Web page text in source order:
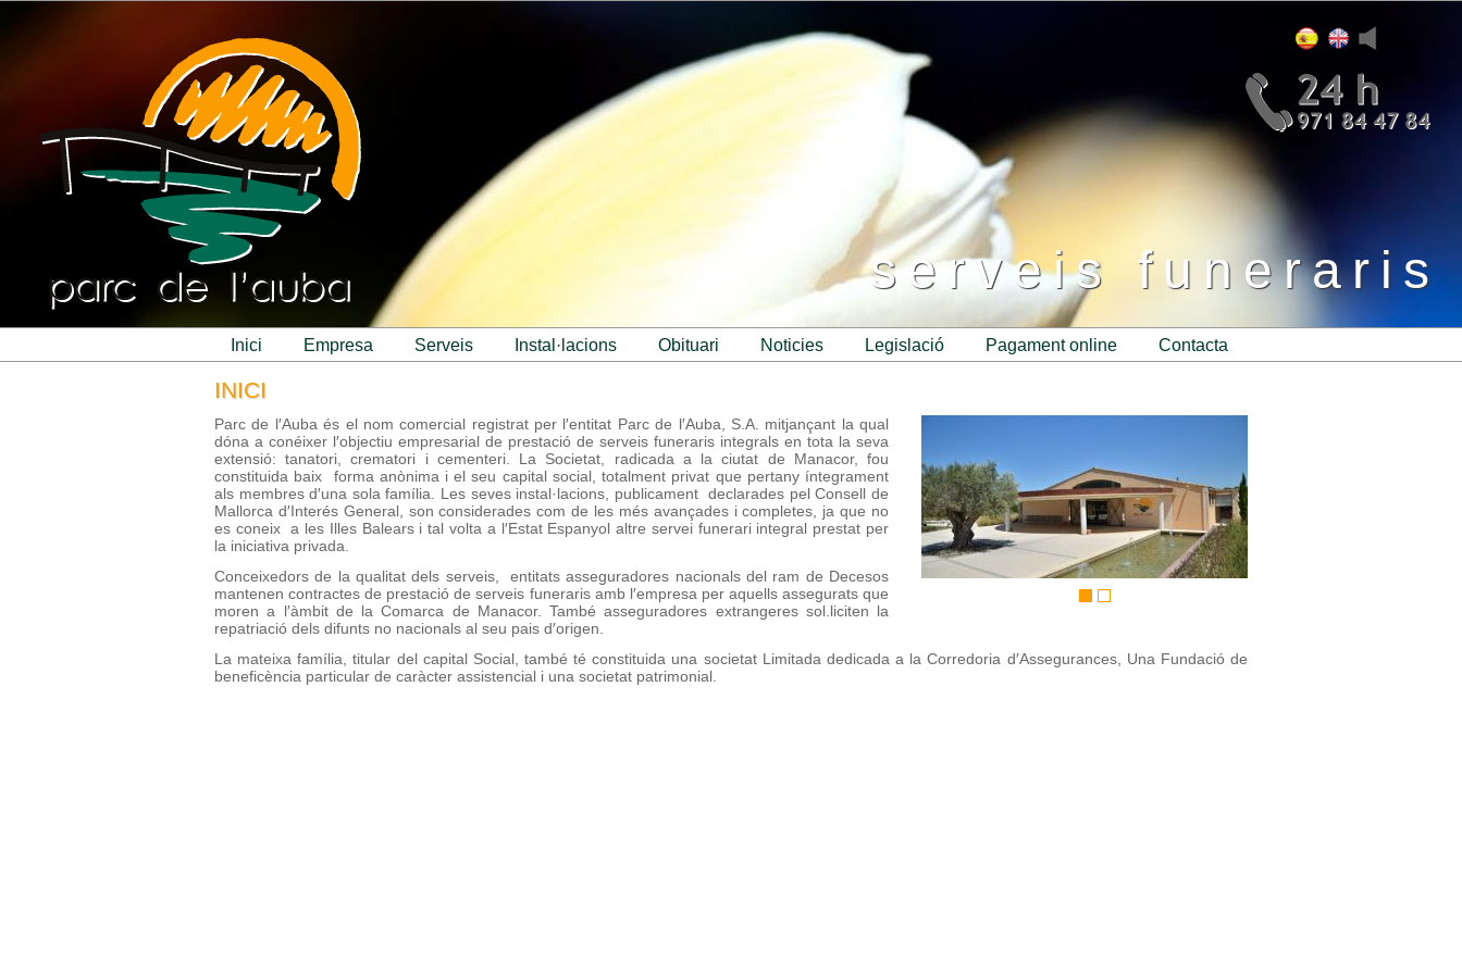
serveis funeraris
inici empresa serveis instal·lacions obituari noticies legislació pagament online contacta
INICI
Parc de l′Auba és el nom comercial registrat per l′entitat Parc de l′Auba, S.A. mitjançant la qual
dóna a conéixer l′objectiu empresarial de prestació de serveis funeraris integrals en tota la seva
extensió: tanatori, crematori i cementeri. La Societat, radicada a la ciutat de Manacor, fou
constituida baix forma anònima i el seu capital social, totalment privat que pertany íntegrament
als membres d′una sola família. Les seves instal·lacions, publicament declarades pel Consell de
Mallorca d′Interés General, son considerades com de les més avançades i completes, ja que no
es coneix a les Illes Balears i tal volta a l′Estat Espanyol altre servei funerari integral prestat per
la iniciativa privada.
Conceixedors de la qualitat dels serveis, entitats asseguradores nacionals del ram de Decesos
mantenen contractes de prestació de serveis funeraris amb l′empresa per aquells assegurats que
moren a l′àmbit de la Comarca de Manacor. També asseguradores extrangeres sol.liciten la
repatriació dels difunts no nacionals al seu pais d′origen.
La mateixa família, titular del capital Social, també té constituida una societat Limitada dedicada a la Corredoria d′Assegurances, Una Fundació de
beneficència particular de caràcter assistencial i una societat patrimonial.